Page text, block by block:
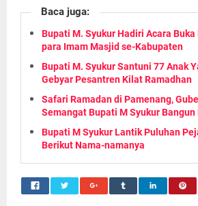
Baca juga:
Bupati M. Syukur Hadiri Acara Buka
para Imam Masjid se-Kabupaten
Bupati M. Syukur Santuni 77 Anak
Gebyar Pesantren Kilat Ramadhan
Safari Ramadan di Pamenang,
Semangat Bupati M Syukur
Bupati M Syukur Lantik Puluhan
Berikut Nama-namanya